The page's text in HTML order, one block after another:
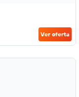
Ver oferta